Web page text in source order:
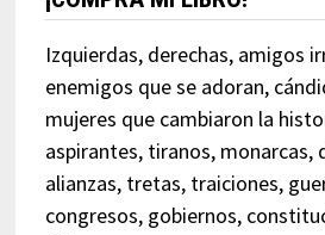
Izquierdas, derechas, amigos
enemigos que se adoran,
mujeres que cambiaron la
aspirantes, tiranos, monarcas,
alianzas, tretas, traiciones,
congresos, gobiernos,